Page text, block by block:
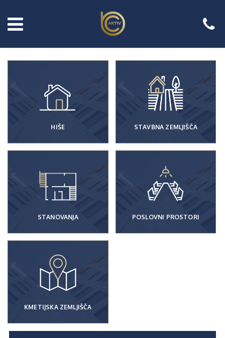
HIŠE STAVBNA ZEMLJIŠČA
STANOVANJA POSLOVNI PROSTORI
KMETIJSKA ZEMLJIŠČA